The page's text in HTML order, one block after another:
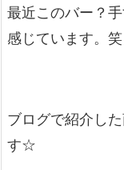
最近このバー？
感じています。笑
ブログで紹介し
す☆